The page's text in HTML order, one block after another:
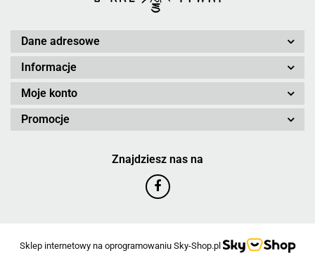
Dane adresowe
Informacje
Moje konto
Promocje
Znajdziesz nas na
Sklep internetowy na oprogramowaniu Sky-Shop.pl